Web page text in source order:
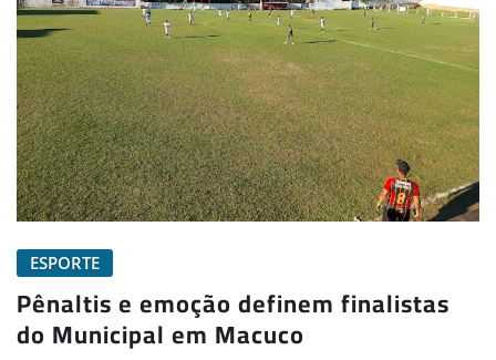
ESPORTE
Pênaltis e emoção definem finalistas
do Municipal em Macuco